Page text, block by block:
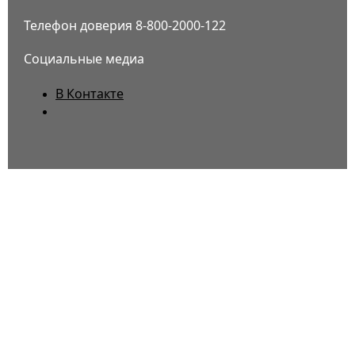
Телефон доверия 8-800-2000-122
Социальные медиа
В Контакте